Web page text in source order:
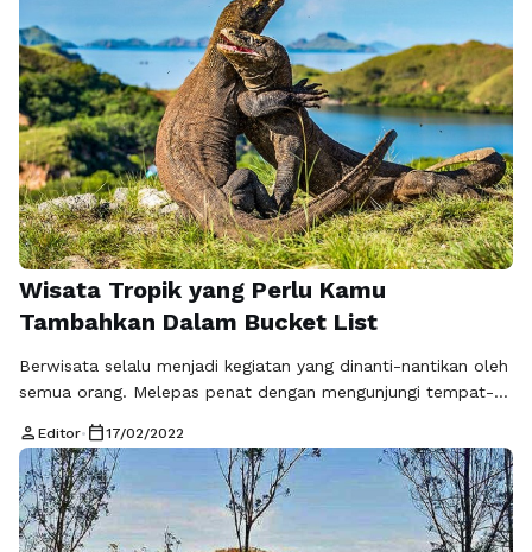
bisa anda pilih adalah Melody Transport. Merupakan salah
satu jasa transportasi sewa bus pariwisata yang …Baca
Selengkapnya
Wisata Tropik yang Perlu Kamu
Tambahkan Dalam Bucket List
Berwisata selalu menjadi kegiatan yang dinanti-nantikan oleh
semua orang. Melepas penat dengan mengunjungi tempat-
sangat menyenangkan. Salah satu tujuan wisata yang
seringkali dijadikan pelipur penat oleh para traveller adalah
wisata tropic. Tempat-Tempat Wisata Tropic Wisata tropic
sangat terkenal akan keindahan dan kemurnian alamnya yang
sudah tidak diragukan lagi. …Baca Selengkapnya
person Editor• calendar_today17/02/2022